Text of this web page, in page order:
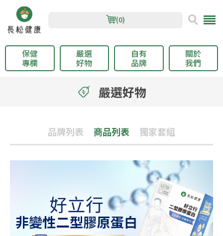
(0)
保健
專欄
嚴選
好物
自有
品牌
關於
我們
嚴選好物
品牌列表 商品列表 獨家套組